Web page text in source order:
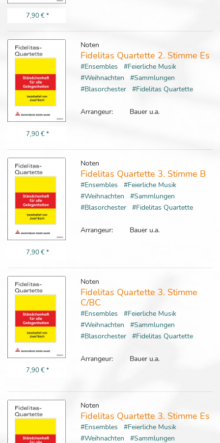
7,90 €*
7,90 €*
Noten
Fidelitas Quartette 2. Stimme Es
#Ensembles
#Feierliche Musik
#Weihnachten
#Sammlungen
#Blasorchester
#Fidelitas Quartette
Arrangeur: Bauer u.a.
7,90 €*
Noten
Fidelitas Quartette 3. Stimme B
#Ensembles
#Feierliche Musik
#Weihnachten
#Sammlungen
#Blasorchester
#Fidelitas Quartette
Arrangeur: Bauer u.a.
7,90 €*
Noten
Fidelitas Quartette 3. Stimme
C/BC
#Ensembles
#Feierliche Musik
#Weihnachten
#Sammlungen
#Blasorchester
#Fidelitas Quartette
Arrangeur: Bauer u.a.
Noten
Fidelitas Quartette 3. Stimme Es
#Ensembles
#Feierliche Musik
#Weihnachten
#Sammlungen